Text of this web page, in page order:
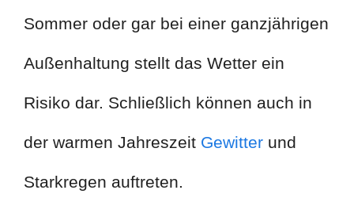
Sommer oder gar bei einer ganzjährigen
Außenhaltung stellt das Wetter ein
Risiko dar. Schließlich können auch in
der warmen Jahreszeit Gewitter und
Starkregen auftreten.